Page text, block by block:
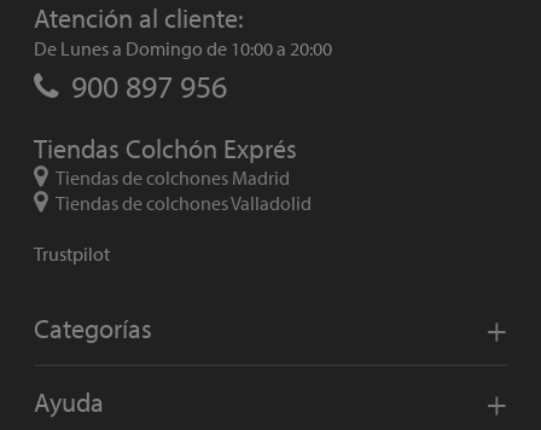
Atención al cliente:
De Lunes a Domingo de 10:00 a 20:00
900 897 956
Tiendas Colchón Exprés
Tiendas de colchones Madrid
Tiendas de colchones Valladolid
Trustpilot
Categorías
Ayuda